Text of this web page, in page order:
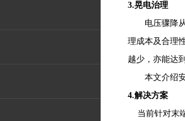
3.晃电治理
电压骤降
理成本及合理
越少，亦能达
本文介绍
4.解决方案
当前针对末